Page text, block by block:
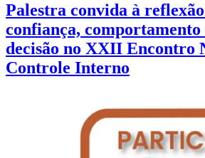
Palestra convida à
confiança, comportamento
decisão no XXII Encontro
Controle Interno